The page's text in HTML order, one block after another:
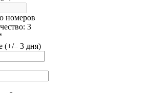
номеров
3
(+/– 3 дня)